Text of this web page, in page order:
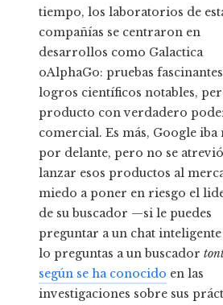
tiempo, los laboratorios de
compañías se centraron en
desarrollos como Galactica
oAlphaGo: pruebas
logros científicos notables,
producto con verdadero
comercial. Es más, Google iba
por delante, pero no se
lanzar esos productos al
miedo a poner en riesgo el
de su buscador —si le puedes
preguntar a un chat inteligente
lo preguntas a un buscador
según se ha conocido en las
investigaciones sobre sus